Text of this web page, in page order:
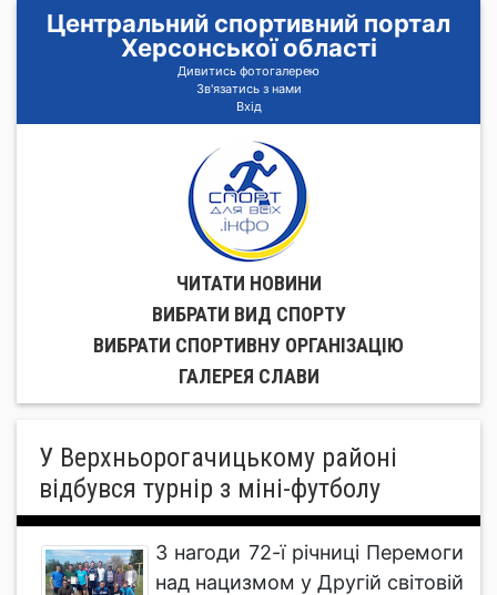
Центральний спортивний портал
Херсонської області
Дивитись фотогалерею
Зв'язатись з нами
Вхід
ЧИТАТИ НОВИНИ
ВИБРАТИ ВИД СПОРТУ
ВИБРАТИ СПОРТИВНУ ОРГАНIЗАЦIЮ
ГАЛЕРЕЯ СЛАВИ
У Верхньорогачицькому районі
відбувся турнір з міні-футболу
З нагоди 72-ї річниці Перемоги
над нацизмом у Другій світовій